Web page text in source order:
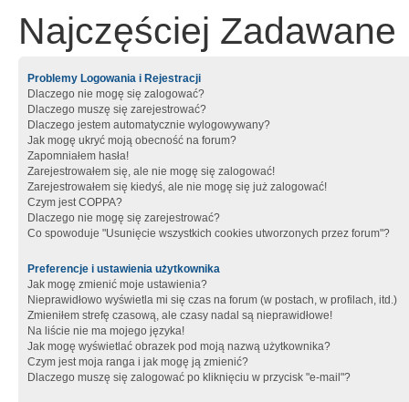
Najczęściej Zadawane
Problemy Logowania i Rejestracji
Dlaczego nie mogę się zalogować?
Dlaczego muszę się zarejestrować?
Dlaczego jestem automatycznie wylogowywany?
Jak mogę ukryć moją obecność na forum?
Zapomniałem hasła!
Zarejestrowałem się, ale nie mogę się zalogować!
Zarejestrowałem się kiedyś, ale nie mogę się już zalogować!
Czym jest COPPA?
Dlaczego nie mogę się zarejestrować?
Co spowoduje "Usunięcie wszystkich cookies utworzonych przez forum"?
Preferencje i ustawienia użytkownika
Jak mogę zmienić moje ustawienia?
Nieprawidłowo wyświetla mi się czas na forum (w postach, w profilach, itd.)
Zmieniłem strefę czasową, ale czasy nadal są nieprawidłowe!
Na liście nie ma mojego języka!
Jak mogę wyświetlać obrazek pod moją nazwą użytkownika?
Czym jest moja ranga i jak mogę ją zmienić?
Dlaczego muszę się zalogować po kliknięciu w przycisk "e-mail"?